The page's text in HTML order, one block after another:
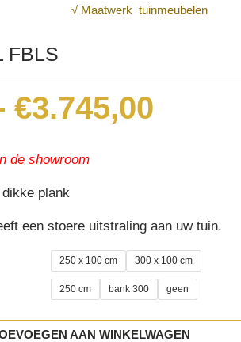
√ Maatwerk tuinmeubelen
FBLS
€3.745,00
de showroom
plank
een stoere uitstraling aan uw tuin.
250 x 100 cm 300 x 100 cm
250 cm bank 300 geen
AAN WINKELWAGEN